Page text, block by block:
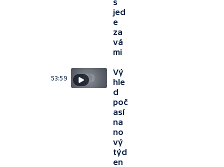
jed
e
za
vá
mi
53:59
Vý
hle
d
poč
así
na
no
vý
týd
en